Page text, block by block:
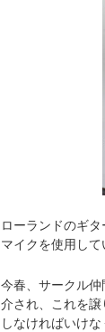
ローランドのギ
マイクを使用して
今春、サークル
介され、これを
しなければいけ